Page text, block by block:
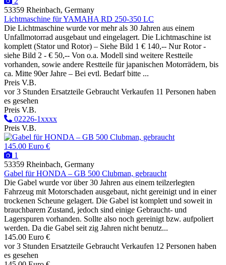
53359 Rheinbach, Germany
Lichtmaschine für YAMAHA RD 250-350 LC
Die Lichtmaschine wurde vor mehr als 30 Jahren aus einem
Unfallmotorrad ausgebaut und eingelagert. Die Lichtmaschine ist
komplett (Stator und Rotor) – Siehe Bild 1 € 140,-- Nur Rotor -
siehe Bild 2 - € 50,-- Von o.a. Modell sind weitere Restteile
vorhanden, sowie andere Restteile für japanischen Motorrädern, bis
ca. Mitte 90er Jahre – Bei evtl. Bedarf bitte ...
Preis V.B.
vor 3 Stunden Ersatzteile Gebraucht Verkaufen 11 Personen haben
es gesehen
Preis V.B.
02226-1xxxx
Preis V.B.
145.00 Euro €
1
53359 Rheinbach, Germany
Gabel für HONDA – GB 500 Clubman, gebraucht
Die Gabel wurde vor über 30 Jahren aus einem teilzerlegten
Fahrzeug mit Motorschaden ausgebaut, nicht gereinigt und in einer
trockenen Scheune gelagert. Die Gabel ist komplett und soweit in
brauchbarem Zustand, jedoch sind einige Gebraucht- und
Lagerspuren vorhanden. Sollte also noch gereinigt bzw. aufpoliert
werden. Da die Gabel seit zig Jahren nicht benutz...
145.00 Euro €
vor 3 Stunden Ersatzteile Gebraucht Verkaufen 12 Personen haben
es gesehen